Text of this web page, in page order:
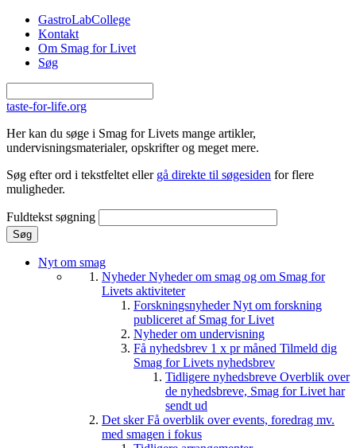
Gå til hovedindhold
GastroLabCollege
Kontakt
Om Smag for Livet
Søg
taste-for-life.org
Her kan du søge i Smag for Livets mange artikler,
undervisningsmaterialer, opskrifter og meget mere.
Søg efter ord i tekstfeltet eller gå direkte til søgesiden for flere
muligheder.
Fuldtekst søgning
Nyt om smag
NyhederNyheder om smag og om Smag for
Livets aktiviteter
ForskningsnyhederNyt om forskning
publiceret af Smag for Livet
Nyheder om undervisning
Få nyhedsbrev 1 x pr måned Tilmeld dig
Smag for Livets nyhedsbrev
Tidligere nyhedsbreve Overblik over
de nyhedsbreve, Smag for Livet har
sendt ud
Det skerFå overblik over events, foredrag mv.
med smagen i fokus